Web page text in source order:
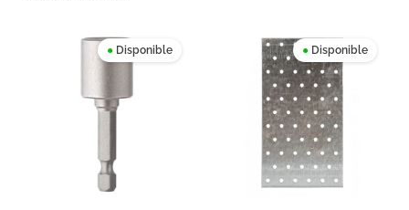
● Disponible ● Disponible